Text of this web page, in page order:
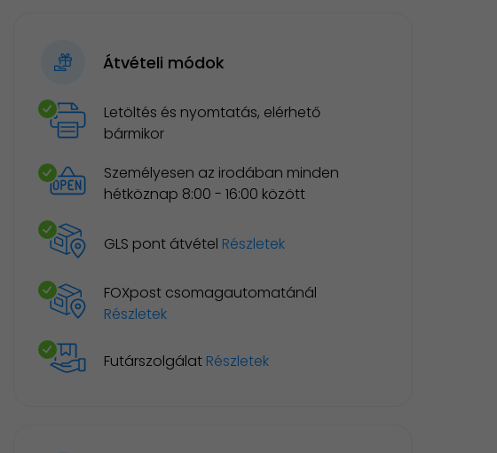
Átvételi módok
Letöltés és nyomtatás, elérhető
bármikor
Személyesen az irodában minden
hétköznap 8:00 - 16:00 között
GLS pont átvétel Részletek
FOXpost csomagautomatánál
Részletek
Futárszolgálat Részletek